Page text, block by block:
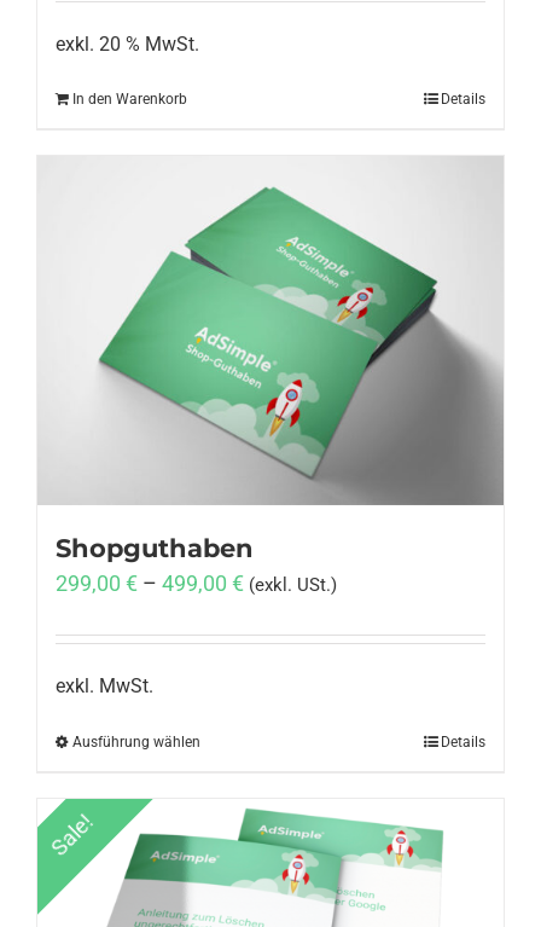
exkl. 20 % MwSt.
In den Warenkorb Details
Shopguthaben
299,00 € – 499,00 € (exkl. USt.)
exkl. MwSt.
Ausführung wählen
weist
mehrere
Varianten
auf.
Details
Sale!